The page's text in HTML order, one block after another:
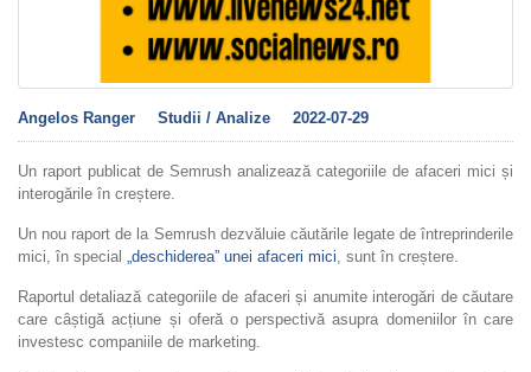
Angelos Ranger Studii / Analize 2022-07-29
Un raport publicat de Semrush analizează categoriile de afaceri mici și
interogările în creștere.
Un nou raport de la Semrush dezvăluie căutările legate de întreprinderile
mici, în special „deschiderea” unei afaceri mici, sunt în creștere.
Raportul detaliază categoriile de afaceri și anumite interogări de căutare
care câștigă acțiune și oferă o perspectivă asupra domeniilor în care
investesc companiile de marketing.